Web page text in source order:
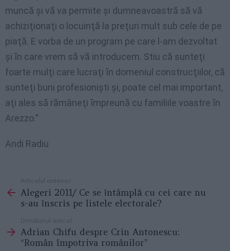
muncă şi vă va permite şi dumneavoastră să vă
achiziţionaţi o locuinţă la preţuri mult sub cele de pe
piaţă. E vorba de un program pe care l-am dezvoltat
şi ȋn care vrem să vă introducem. Stiu că sunteţi
foarte mulţi care lucraţi ȋn domeniul construcţiilor, că
sunteţi buni profesionişti şi, poate cel mai important,
aţi ales să rămâneţi ȋmpreună cu familiile voastre ȋn
Arezzo.”
Andi Radiu
more
Articolul anterior
Alegeri 2011/ Ce se ȋntâmplă cu cei care nu
s-au ȋnscris pe listele electorale?
Următorul articol
Adrian Chifu despre Crin Antonescu:
“Român împotriva românilor”